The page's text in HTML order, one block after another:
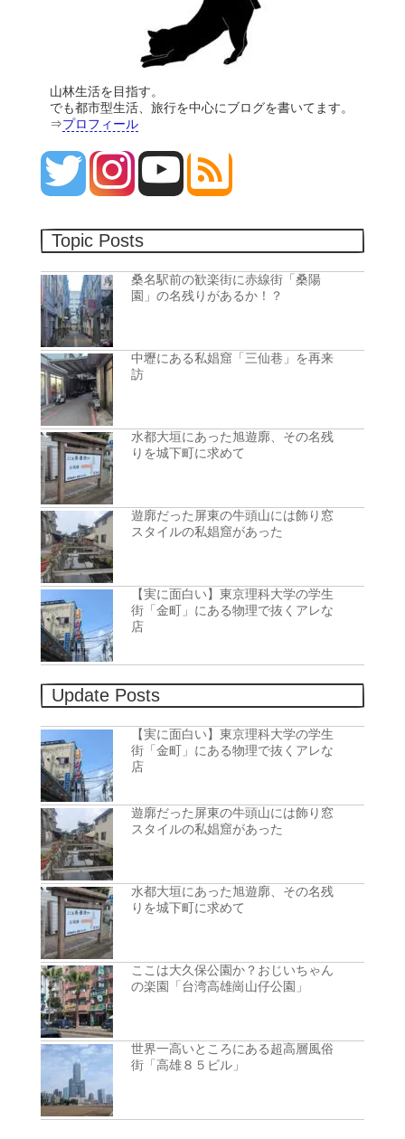
山林生活を目指す。
でも都市型生活、旅行を中心にブログを書いてます。
⇒プロフィール
Topic Posts
桑名駅前の歓楽街に赤線街「桑陽
園」の名残りがあるか！？
中壢にある私娼窟「三仙巷」を再来
訪
水都大垣にあった旭遊廓、その名残
りを城下町に求めて
遊廓だった屏東の牛頭山には飾り窓
スタイルの私娼窟があった
【実に面白い】東京理科大学の学生
街「金町」にある物理で抜くアレな
店
Update Posts
【実に面白い】東京理科大学の学生
街「金町」にある物理で抜くアレな
店
遊廓だった屏東の牛頭山には飾り窓
スタイルの私娼窟があった
水都大垣にあった旭遊廓、その名残
りを城下町に求めて
ここは大久保公園か？おじいちゃん
の楽園「台湾高雄崗山仔公園」
世界一高いところにある超高層風俗
街「高雄８５ビル」